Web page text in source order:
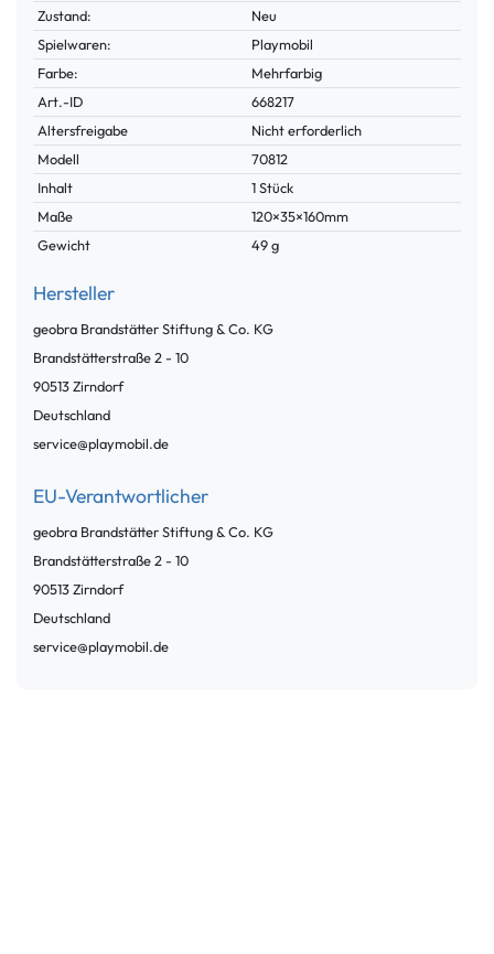
Zustand:
Neu
Spielwaren:
Playmobil
Farbe:
Mehrfarbig
Technisches
Merkmal
Wert
Art.-ID
668217
Altersfreigabe
Nicht erforderlich
Modell
70812
Inhalt
1 Stück
Maße
120×35×160mm
Gewicht
49 g
Hersteller
geobra Brandstätter Stiftung & Co. KG
Brandstätterstraße2 - 10
90513Zirndorf
Deutschland
service@playmobil.de
EU-Verantwortlicher
geobra Brandstätter Stiftung & Co. KG
Brandstätterstraße2 - 10
90513Zirndorf
Deutschland
service@playmobil.de